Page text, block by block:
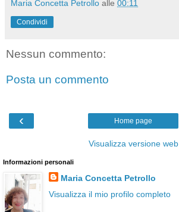
Maria Concetta Petrollo alle 00:11
Condividi
Nessun commento:
Posta un commento
‹ Home page
Visualizza versione web
Informazioni personali
Maria Concetta Petrollo
Visualizza il mio profilo completo